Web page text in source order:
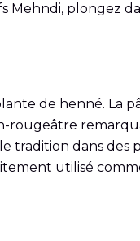
Mehndi, plongez
de henné. La
rougeâtre
dans des
utilisé